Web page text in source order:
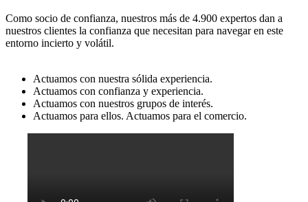
Como socio de confianza, nuestros más de 4.900 expertos dan a
nuestros clientes la confianza que necesitan para navegar en este
entorno incierto y volátil.
Actuamos con nuestra sólida experiencia.
Actuamos con confianza y experiencia.
Actuamos con nuestros grupos de interés.
Actuamos para ellos. Actuamos para el comercio.